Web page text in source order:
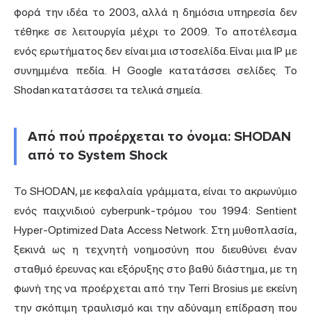
φορά την ιδέα το 2003, αλλά η δημόσια υπηρεσία δεν
τέθηκε σε λειτουργία μέχρι το 2009. Το αποτέλεσμα
ενός ερωτήματος δεν είναι μια ιστοσελίδα. Είναι μια IP με
συνημμένα πεδία. Η Google κατατάσσει σελίδες. Το
Shodan κατατάσσει τα τελικά σημεία.
Από πού προέρχεται το όνομα: SHODAN
από το System Shock
Το SHODAN, με κεφαλαία γράμματα, είναι το ακρωνύμιο
ενός παιχνιδιού cyberpunk-τρόμου του 1994: Sentient
Hyper-Optimized Data Access Network. Στη μυθοπλασία,
ξεκινά ως η τεχνητή νοημοσύνη που διευθύνει έναν
σταθμό έρευνας και εξόρυξης στο βαθύ διάστημα, με τη
φωνή της να προέρχεται από την Terri Brosius με εκείνη
την σκόπιμη τραυλισμό και την αδύναμη επίδραση που